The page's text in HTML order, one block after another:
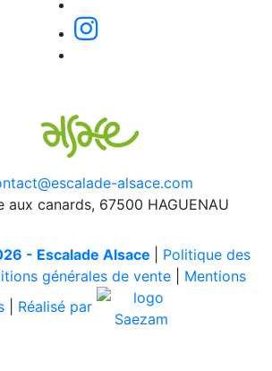
alsace.com
aux canards, 67500 HAGUENAU
- Escalade Alsace
Politique des
générales de vente| Mentions
Réalisé par